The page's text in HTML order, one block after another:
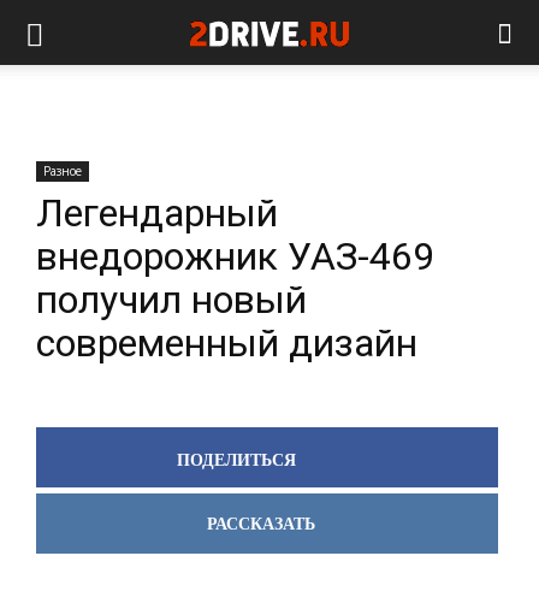
Разное
Легендарный
внедорожник УАЗ-469
получил новый
современный дизайн
ПОДЕЛИТЬСЯ
РАССКАЗАТЬ